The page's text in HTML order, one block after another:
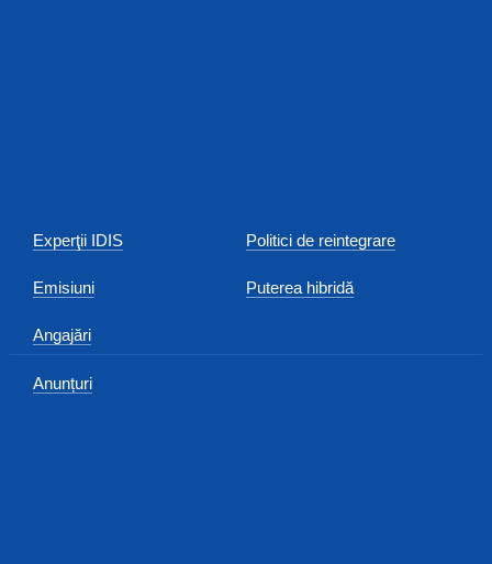
Experţii IDIS
Emisiuni
Angajări
Anunțuri
Politici de reintegrare
Puterea hibridă